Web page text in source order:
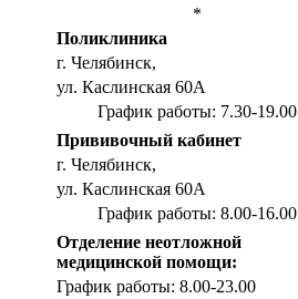
*
Поликлиника
г. Челябинск,
ул. Каслинская 60А
График работы: 7.30-19.00
Прививочный кабинет
г. Челябинск,
ул. Каслинская 60А
График работы: 8.00-16.00
Отделение неотложной
медицинской помощи:
График работы: 8.00-23.00